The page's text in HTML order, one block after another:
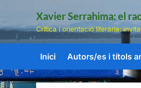
Skip
content
Xavier Serrahima: el
Crítica i orientació literària:
Inici Autors/es i títols